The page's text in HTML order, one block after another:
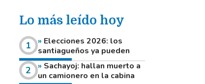
Lo más leído hoy
Elecciones 2026: los
santiagueños ya pueden
consultar dónde votan este
domingo
Sachayoj: hallan muerto a
un camionero en la cabina